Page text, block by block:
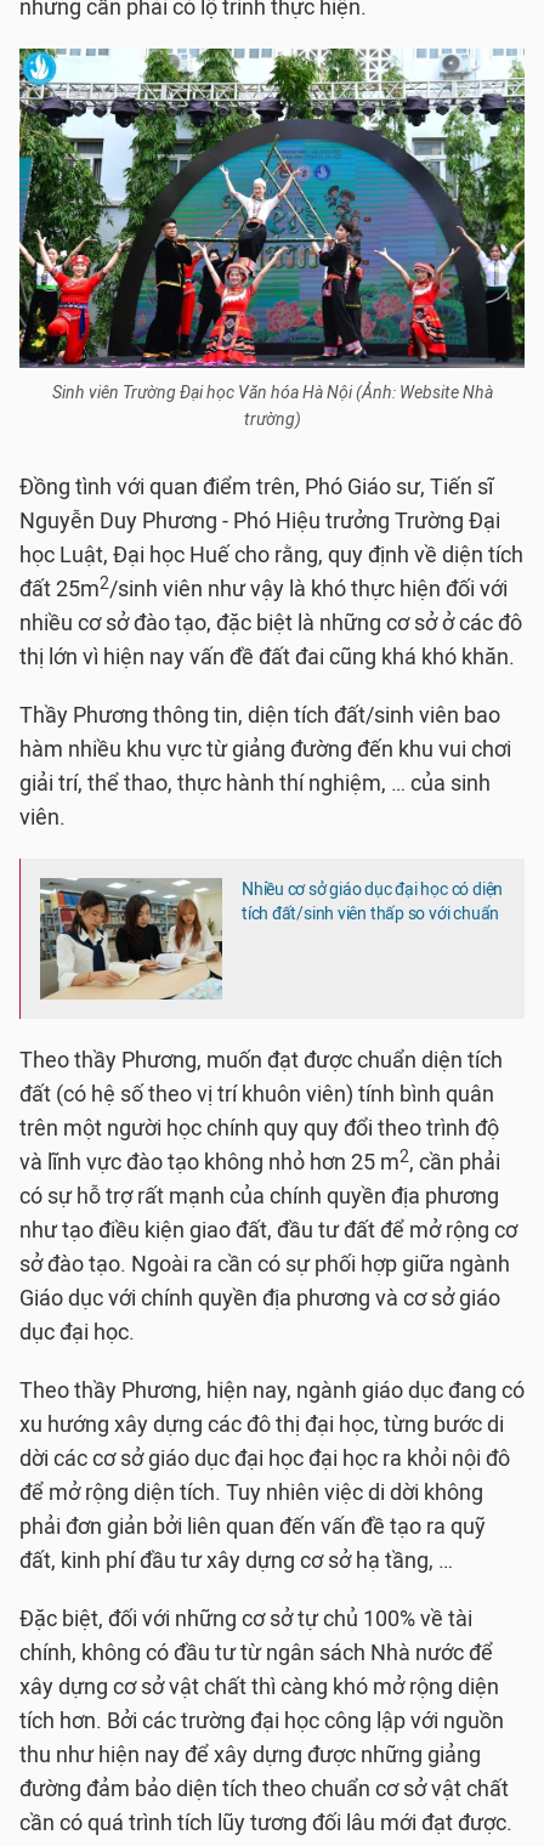
nhưng cần phải có lộ trình thực hiện.
Sinh viên Trường Đại học Văn hóa Hà Nội (Ảnh: Website Nhà
trường)
Đồng tình với quan điểm trên, Phó Giáo sư, Tiến sĩ
Nguyễn Duy Phương - Phó Hiệu trưởng Trường Đại
học Luật, Đại học Huế cho rằng, quy định về diện tích
đất 25m2/sinh viên như vậy là khó thực hiện đối với
nhiều cơ sở đào tạo, đặc biệt là những cơ sở ở các đô
thị lớn vì hiện nay vấn đề đất đai cũng khá khó khăn.
Thầy Phương thông tin, diện tích đất/sinh viên bao
hàm nhiều khu vực từ giảng đường đến khu vui chơi
giải trí, thể thao, thực hành thí nghiệm, … của sinh
viên.
Nhiều cơ sở giáo dục đại học có diện
tích đất/sinh viên thấp so với chuẩn
Theo thầy Phương, muốn đạt được chuẩn diện tích
đất (có hệ số theo vị trí khuôn viên) tính bình quân
trên một người học chính quy quy đổi theo trình độ
và lĩnh vực đào tạo không nhỏ hơn 25 m2, cần phải
có sự hỗ trợ rất mạnh của chính quyền địa phương
như tạo điều kiện giao đất, đầu tư đất để mở rộng cơ
sở đào tạo. Ngoài ra cần có sự phối hợp giữa ngành
Giáo dục với chính quyền địa phương và cơ sở giáo
dục đại học.
Theo thầy Phương, hiện nay, ngành giáo dục đang có
xu hướng xây dựng các đô thị đại học, từng bước di
dời các cơ sở giáo dục đại học đại học ra khỏi nội đô
để mở rộng diện tích. Tuy nhiên việc di dời không
phải đơn giản bởi liên quan đến vấn đề tạo ra quỹ
đất, kinh phí đầu tư xây dựng cơ sở hạ tầng, …
Đặc biệt, đối với những cơ sở tự chủ 100% về tài
chính, không có đầu tư từ ngân sách Nhà nước để
xây dựng cơ sở vật chất thì càng khó mở rộng diện
tích hơn. Bởi các trường đại học công lập với nguồn
thu như hiện nay để xây dựng được những giảng
đường đảm bảo diện tích theo chuẩn cơ sở vật chất
cần có quá trình tích lũy tương đối lâu mới đạt được.